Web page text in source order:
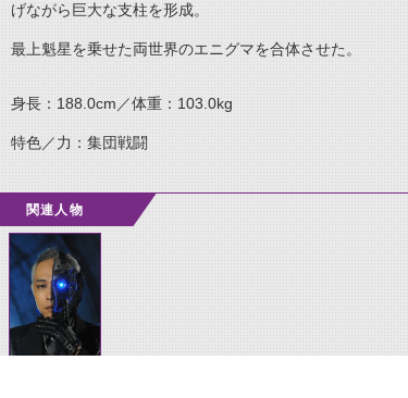
げながら巨大な支柱を形成。
最上魁星を乗せた両世界のエニグマを合体させた。
身長：188.0cm／体重：103.0kg
特色／力：集団戦闘
関連人物